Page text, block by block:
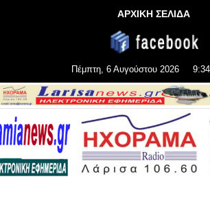
ΑΡΧΙΚΗ ΣΕΛΙΔΑ
Πέμπτη, 6 Αυγούστου 2026